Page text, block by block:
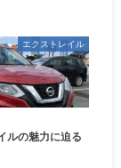
エクストレイル
ルの魅力に迫る